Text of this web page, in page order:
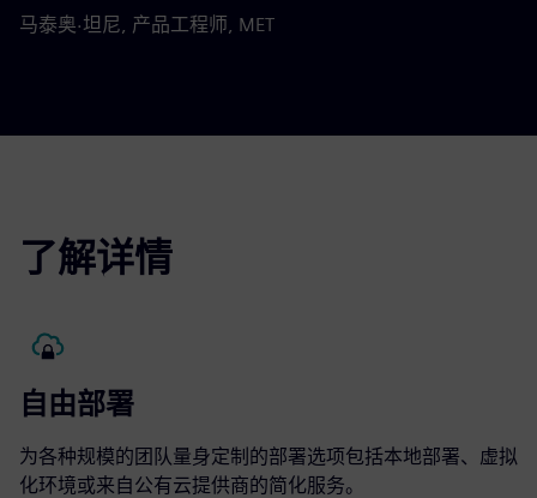
马泰奥·坦尼, 产品工程师, MET
了解详情
自由部署
为各种规模的团队量身定制的部署选项包括本地部署、虚拟
化环境或来自公有云提供商的简化服务。